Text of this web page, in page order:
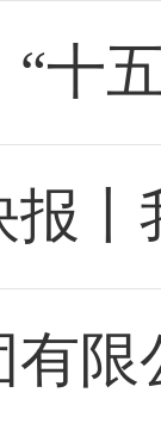
十
报
有